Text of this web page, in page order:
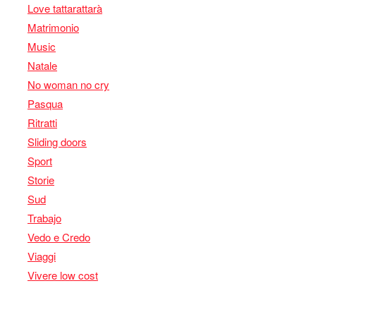
Love tattarattarà
Matrimonio
Music
Natale
No woman no cry
Pasqua
Ritratti
Sliding doors
Sport
Storie
Sud
Trabajo
Vedo e Credo
Viaggi
Vivere low cost